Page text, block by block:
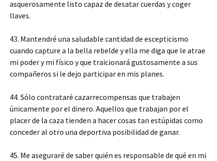
asquerosamente listo capaz de desatar cuerdas y coger
llaves.
43. Mantendré una saludable cantidad de escepticismo
cuando capture a la bella rebelde y ella me diga que le atrae
mi poder y mi físico y que traicionará gustosamente a sus
compañeros si le dejo participar en mis planes.
44. Sólo contrataré cazarrecompensas que trabajen
únicamente por el dinero. Aquellos que trabajan por el
placer de la caza tienden a hacer cosas tan estúpidas como
conceder al otro una deportiva posibilidad de ganar.
45. Me aseguraré de saber quién es responsable de qué en mi